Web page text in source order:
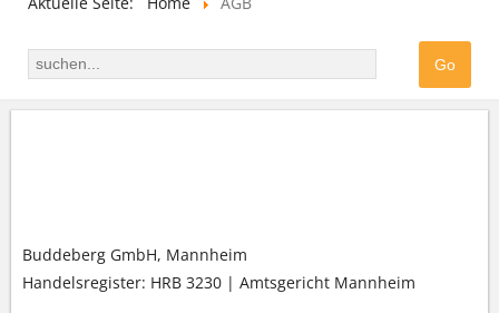
Buddeberg GmbH, Mannheim
Handelsregister: HRB 3230 | Amtsgericht Mannheim